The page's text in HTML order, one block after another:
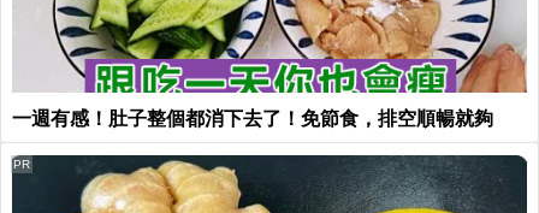
一週有感！肚子整個都消下去了！免節食，排空順暢就夠
PR